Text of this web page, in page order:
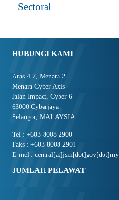
Sectoral
HUBUNGI KAMI
Aras 4-7, Menara 2
Menara Cyber Axis
Jalan Impact, Cyber 6
63000 Cyberjaya
Selangor, MALAYSIA
Tel : +603-8008 2900
Faks : +603-8008 2901
E-mel : central[at]jsm[dot]gov[dot]my
JUMLAH PELAWAT